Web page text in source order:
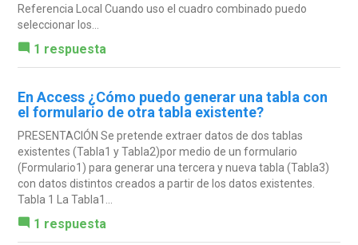
Referencia Local Cuando uso el cuadro combinado puedo
seleccionar los...
1 respuesta
En Access ¿Cómo puedo generar una tabla con
el formulario de otra tabla existente?
PRESENTACIÓN Se pretende extraer datos de dos tablas
existentes (Tabla1 y Tabla2)por medio de un formulario
(Formulario1) para generar una tercera y nueva tabla (Tabla3)
con datos distintos creados a partir de los datos existentes.
Tabla 1 La Tabla1...
1 respuesta